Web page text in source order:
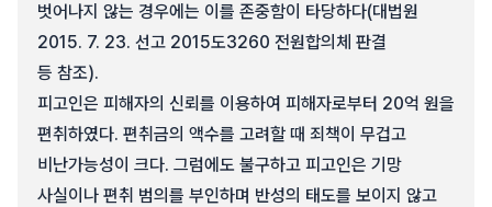
벗어나지 않는 경우에는 이를 존중함이 타당하다(대법원
2015. 7. 23. 선고 2015도3260 전원합의체 판결
등 참조).
피고인은 피해자의 신뢰를 이용하여 피해자로부터 20억 원을
편취하였다. 편취금의 액수를 고려할 때 죄책이 무겁고
비난가능성이 크다. 그럼에도 불구하고 피고인은 기망
사실이나 편취 범의를 부인하며 반성의 태도를 보이지 않고